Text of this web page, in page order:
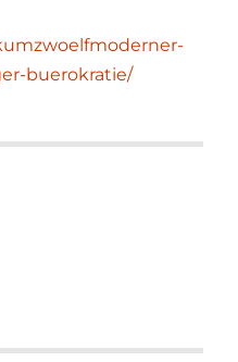
buerokratie/